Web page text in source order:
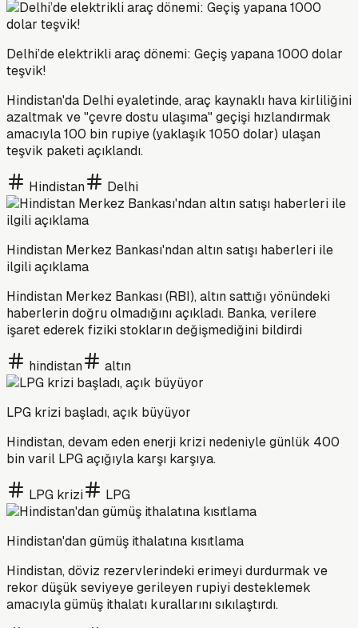
Delhi’de elektrikli araç dönemi: Geçiş yapana 1000 dolar
teşvik!
Hindistan'da Delhi eyaletinde, araç kaynaklı hava kirliliğini
azaltmak ve "çevre dostu ulaşıma" geçişi hızlandırmak
amacıyla 100 bin rupiye (yaklaşık 1050 dolar) ulaşan
teşvik paketi açıklandı.
Hindistan Delhi
Hindistan Merkez Bankası'ndan altın satışı haberleri ile
ilgili açıklama
Hindistan Merkez Bankası (RBI), altın sattığı yönündeki
haberlerin doğru olmadığını açıkladı. Banka, verilere
işaret ederek fiziki stokların değişmediğini bildirdi
hindistan altın
LPG krizi başladı, açık büyüyor
Hindistan, devam eden enerji krizi nedeniyle günlük 400
bin varil LPG açığıyla karşı karşıya.
LPG krizi LPG
Hindistan'dan gümüş ithalatına kısıtlama
Hindistan, döviz rezervlerindeki erimeyi durdurmak ve
rekor düşük seviyeye gerileyen rupiyi desteklemek
amacıyla gümüş ithalatı kurallarını sıkılaştırdı.